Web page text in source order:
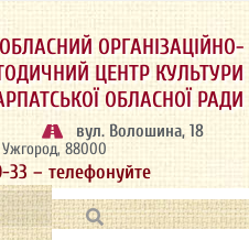
ОБЛАСНИЙ ОРГАНІЗАЦІЙНО-
ЦЕНТР КУЛЬТУРИ
ОБЛАСНОЇ РАДИ
вул. Волошина, 18
Ужгород, 88000
33 – телефонуйте